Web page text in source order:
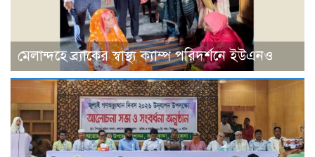
মেলান্দহে ব্র্যাকের স্বাস্থ্য ক্যাম্প পরিদর্শনে ইউএনও